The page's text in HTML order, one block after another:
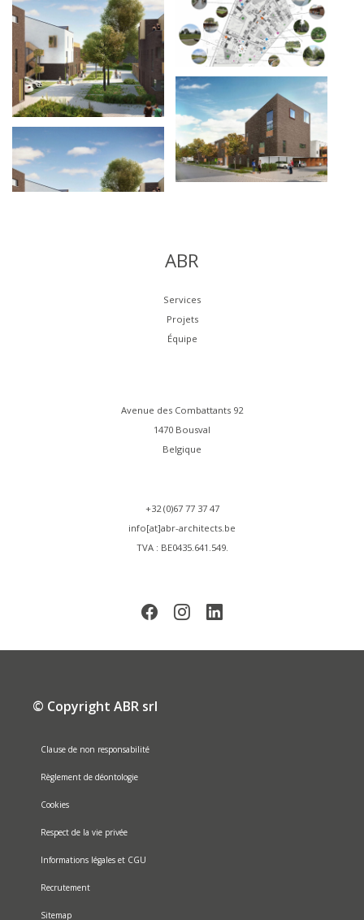
ABR
Services
Projets
Équipe
Avenue des Combattants 92
1470 Bousval
Belgique
+32 (0)67 77 37 47
info[at]abr-architects.be
TVA : BE0435.641.549.
© Copyright ABR srl
Clause de non responsabilité
Règlement de déontologie
Cookies
Respect de la vie privée
Informations légales et CGU
Recrutement
Sitemap